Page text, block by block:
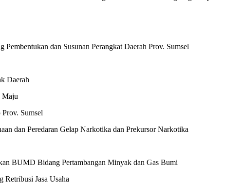
dan Susunan Perangkat Daerah Prov. Sumsel
Daerah
Maju
Sumsel
dan Peredaran Gelap Narkotika dan Prekursor Narkotika
BUMD Bidang Pertambangan Minyak dan Gas Bumi
Retribusi Jasa Usaha